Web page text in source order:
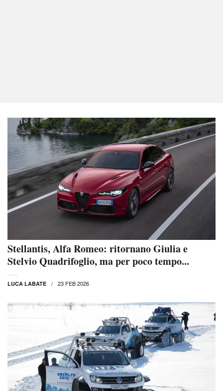
Stellantis, Alfa Romeo: ritornano Giulia e
Stelvio Quadrifoglio, ma per poco tempo...
LUCA LABATE 23 FEB 2026